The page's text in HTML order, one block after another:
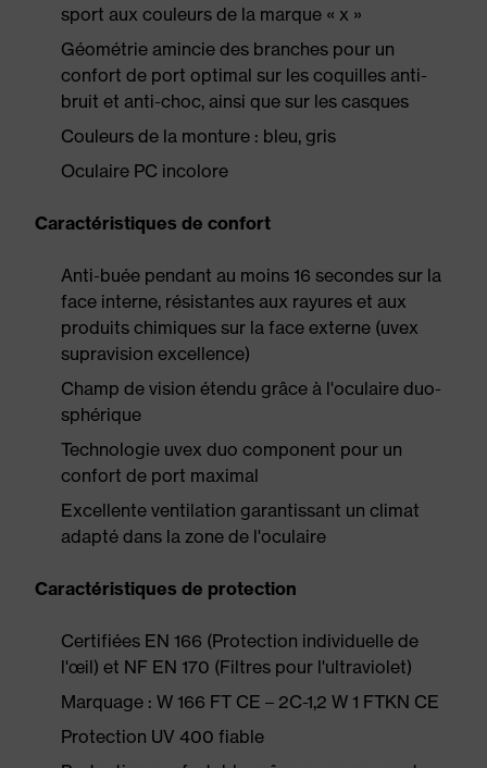
sport aux couleurs de la marque « x »
Géométrie amincie des branches pour un
confort de port optimal sur les coquilles anti-
bruit et anti-choc, ainsi que sur les casques
Couleurs de la monture : bleu, gris
Oculaire PC incolore
Caractéristiques de confort
Anti-buée pendant au moins 16 secondes sur la
face interne, résistantes aux rayures et aux
produits chimiques sur la face externe (uvex
supravision excellence)
Champ de vision étendu grâce à l'oculaire duo-
sphérique
Technologie uvex duo component pour un
confort de port maximal
Excellente ventilation garantissant un climat
adapté dans la zone de l'oculaire
Caractéristiques de protection
Certifiées EN 166 (Protection individuelle de
l'œil) et NF EN 170 (Filtres pour l'ultraviolet)
Marquage : W 166 FT CE – 2C-1,2 W 1 FTKN CE
Protection UV 400 fiable